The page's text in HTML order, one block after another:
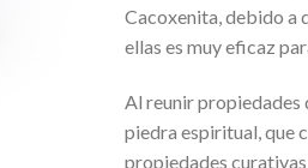
Cacoxenita, debido a
ellas es muy eficaz
Al reunir propiedades
piedra espiritual, que
propiedades